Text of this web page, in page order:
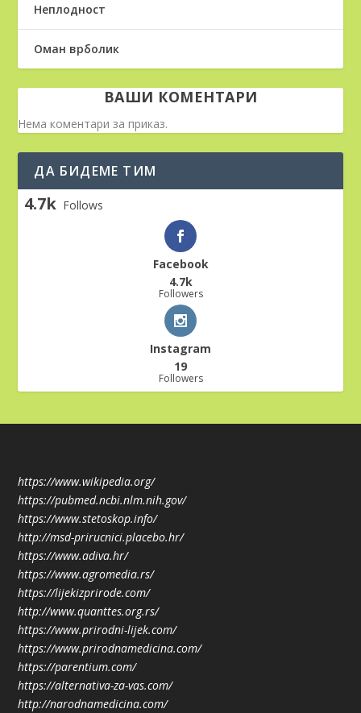
Неплодност
Оман врболик
ВАШИ КОМЕНТАРИ
Нема коментари за приказ.
ДА БИДЕМЕ ТИМ
4.7k Follows
Facebook
4.7k
Followers
Instagram
19
Followers
https://www.wikipedia.org/
https://pubmed.ncbi.nlm.nih.gov/
https://www.stetoskop.info/
http://msd-prirucnici.placebo.hr/
https://www.adiva.hr/
https://www.agromedia.rs/
https://lijekizprirode.com/
http://www.quanttes.org.rs/
https://www.prirodni-lijek.com/
https://www.prirodnamedicina.com/
https://parentium.com/
https://alternativa-za-vas.com/
http://narodnamedicina.com/